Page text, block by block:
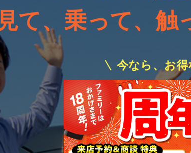
見て、乗って、触
今なら、お得